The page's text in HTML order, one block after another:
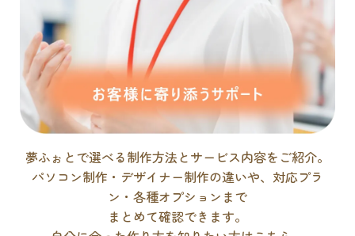
夢ふぉとで選べる制作方法とサービス内容をご紹介。
パソコン制作・デザイナー制作の違いや、対応プラ
ン・各種オプションまで
まとめて確認できます。